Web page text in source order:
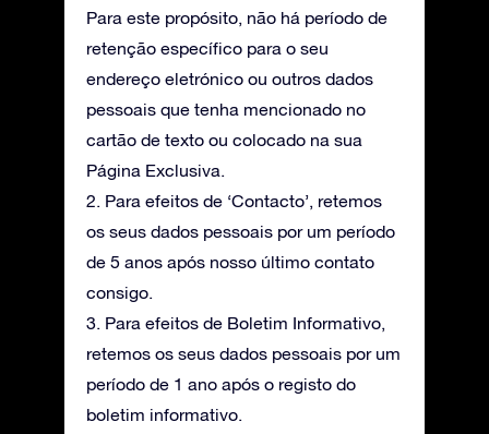
Para este propósito, não há período de
retenção específico para o seu
endereço eletrónico ou outros dados
pessoais que tenha mencionado no
cartão de texto ou colocado na sua
Página Exclusiva.
2. Para efeitos de ‘Contacto’, retemos
os seus dados pessoais por um período
de 5 anos após nosso último contato
consigo.
3. Para efeitos de Boletim Informativo,
retemos os seus dados pessoais por um
período de 1 ano após o registo do
boletim informativo.